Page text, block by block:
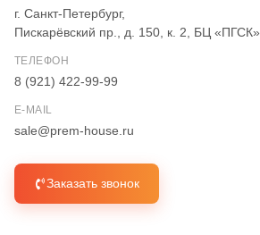
г. Санкт-Петербург,
Пискарёвский пр., д. 150, к. 2, БЦ «ПГСК»
ТЕЛЕФОН
8 (921) 422-99-99
E-MAIL
sale@prem-house.ru
Заказать звонок